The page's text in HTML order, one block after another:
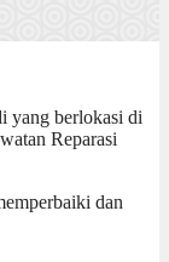
yang berlokasi di
Reparasi
dan